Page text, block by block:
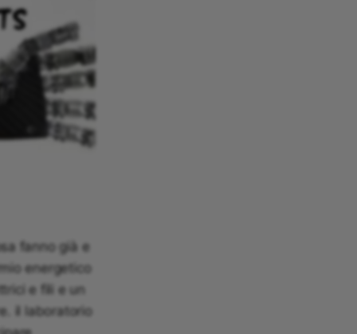
fanno già e
energetico
e fili e un
il laboratorio